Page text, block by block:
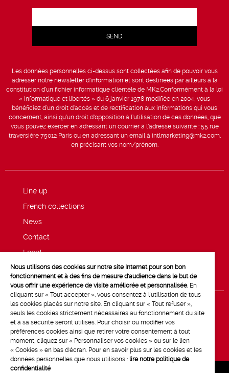
Les données personnelles ci-dessus sont collectées afin de pouvoir vous
adresser notre newsletter d’information et sont destinées par ailleurs à la
constitution d’un fichier informatique clientèle de MK2.Conformément à la loi
« informatique et libertés » du 6 janvier 1978 modifiée en 2004, vous
bénéficiez d’un droit d’accès et de rectification aux informations qui vous
concernent, ainsi qu’un droit d’opposition à l’utilisation de ces données, que
vous pouvez exercer en adressant un courrier à l’adresse suivante : 55 rue
traversière 75012 Paris ou en adressant un email à intlmarketing@mk2.com,
en précisant vos nom/prénom.
Line up
French collections
News
Contact
Legal
Privacy and cookie policy
Nous utilisons des cookies sur notre site Internet pour son bon
fonctionnement et à des fins de mesure d'audience dans le but de
vous offrir une expérience de visite améliorée et personnalisée. En
cliquant sur « Tout accepter », vous consentez à l'utilisation de tous
les cookies placés sur notre site. En cliquant sur « Tout refuser »,
seuls les cookies strictement nécessaires au fonctionnement du site
et à sa sécurité seront utilisés. Pour choisir ou modifier vos
préférences cookies ainsi que retirer votre consentement à tout
moment, cliquez sur « Personnaliser vos cookies » ou sur le lien
« Cookies » en bas d'écran. Pour en savoir plus sur les cookies et les
données personnelles que nous utilisons : lire notre politique de
confidentialité